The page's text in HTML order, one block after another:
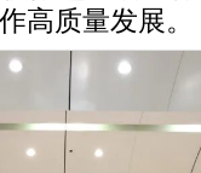
高质量发展。